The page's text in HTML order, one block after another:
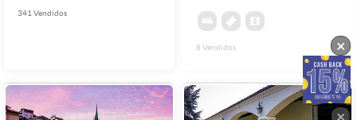
341 Vendidos
8 Vendidos ×